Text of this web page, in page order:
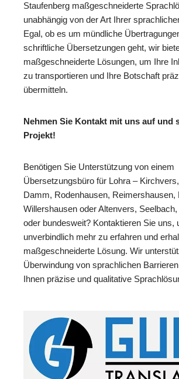
Staufenberg maßgeschneiderte
unabhängig von der Art Ihrer
Egal, ob es um mündliche
schriftliche Übersetzungen geht, wir
maßgeschneiderte Lösungen, um Ihre
zu transportieren und Ihre Botschaft
übermitteln.
Nehmen Sie Kontakt mit uns auf und
Projekt!
Benötigen Sie Unterstützung von einem
Übersetzungsbüro für Lohra –
Damm, Rodenhausen, Reimershausen,
Willershausen oder Altenvers,
oder bundesweit? Kontaktieren Sie uns,
unverbindlich mehr zu erfahren und
maßgeschneiderte Lösung. Wir
Überwindung von sprachlichen
Ihnen präzise und qualitative